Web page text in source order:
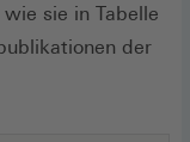
sie in Tabelle
der